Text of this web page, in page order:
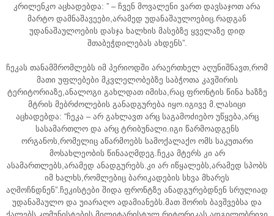
კრილენკო აცხადებდა: ” – ჩვენ მოვალენი ვართ დავსაჯოთ არა
მარტო დამნაშავეები,არამედ უდანაშაულოებიც.რადგან
უდანაშაულოების დასჯა ხალხის მასებზე ყველაზე დიდ
შთაბეჭდილებას ახდენს”.
ჩეკას თანამშრომლებს იმ პერიოდში არაერთხელ აღუნიშნავთ,რომ
მათი უფლებები მკვლელობებზე საბჭოთა კავშირის
ტერიტორიაზე,ანალოგი გახლდათ იმისა,რაც ფრონტის წინა ხაზზე
მტრის მებრძოლების განადგურება იყო.იგივე მ.ლასიცი
აცხადებდა: “ჩეკა – არ გახლავთ არც საგამოძიებო უწყება,არც
სასამართლო და არც ტრიბუნალი.იგი წარმოადგენს
ორგანოს,რომელიც აწარმოებს სამოქალაქო ომს საკუთარი
მოსახლეობის წინააღმდეგ.ჩეკა მტერს კი არ
ასამართლებს,არამედ ანადგურებს.კი არ იწყალებს,არამედ სპობს
იმ ხალხს,რომლებიც ბარიკადების სხვა მხარეს
აღმოჩნდნენ”.ჩეკისტები შიდა ფრონტზე ანადგურებდნენ სრულიად
უდანაშაულო და უიარაღო ადამიანებს.მათ შორის ბავშვებსა და